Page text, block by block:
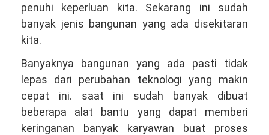
081381344044
penuhi keperluan kita. Sekarang ini sudah
banyak jenis bangunan yang ada disekitaran
kita.
Banyaknya bangunan yang ada pasti tidak
lepas dari perubahan teknologi yang makin
cepat ini. saat ini sudah banyak dibuat
beberapa alat bantu yang dapat memberi
keringanan banyak karyawan buat proses